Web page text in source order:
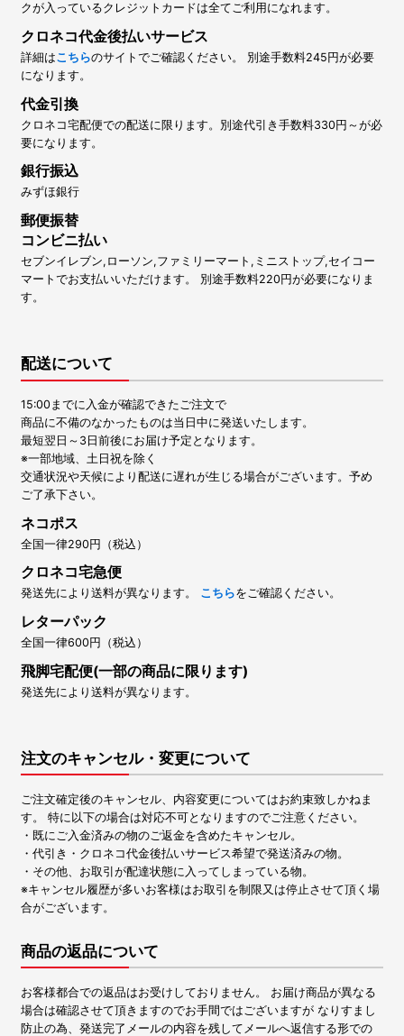
クが入っているクレジットカードは全てご利用になれます。
クロネコ代金後払いサービス
詳細はこちらのサイトでご確認ください。 別途手数料245円が必要
になります。
代金引換
クロネコ宅配便での配送に限ります。別途代引き手数料330円～が必
要になります。
銀行振込
みずほ銀行
郵便振替
コンビニ払い
セブンイレブン,ローソン,ファミリーマート,ミニストップ,セイコー
マートでお支払いいただけます。 別途手数料220円が必要になりま
す。
配送について
15:00までに入金が確認できたご注文で
商品に不備のなかったものは当日中に発送いたします。
最短翌日～3日前後にお届け予定となります。
※一部地域、土日祝を除く
交通状況や天候により配送に遅れが生じる場合がございます。予め
ご了承下さい。
ネコポス
全国一律290円（税込）
クロネコ宅急便
発送先により送料が異なります。 こちらをご確認ください。
レターパック
全国一律600円（税込）
飛脚宅配便(一部の商品に限ります)
発送先により送料が異なります。
注文のキャンセル・変更について
ご注文確定後のキャンセル、内容変更についてはお約束致しかねま
す。 特に以下の場合は対応不可となりますのでご注意ください。
・既にご入金済みの物のご返金を含めたキャンセル。
・代引き・クロネコ代金後払いサービス希望で発送済みの物。
・その他、お取引が配達状態に入ってしまっている物。
※キャンセル履歴が多いお客様はお取引を制限又は停止させて頂く場
合がございます。
商品の返品について
お客様都合での返品はお受けしておりません。 お届け商品が異なる
場合は確認させて頂きますのでお手間ではございますが なりすまし
防止の為、発送完了メールの内容を残してメールへ返信する形での